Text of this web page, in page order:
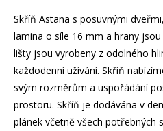
Skříň Astana s posuvnými
lamina o síle 16 mm a hrany
lišty jsou vyrobeny z odolného
každodenní užívání. Skříň
svým rozměrům a uspořádání
prostoru. Skříň je dodávána v
plánek včetně všech potřebných